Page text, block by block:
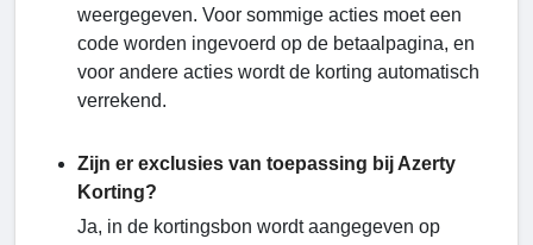
weergegeven. Voor sommige acties moet een
code worden ingevoerd op de betaalpagina, en
voor andere acties wordt de korting automatisch
verrekend.
Zijn er exclusies van toepassing bij Azerty
Korting?
Ja, in de kortingsbon wordt aangegeven op